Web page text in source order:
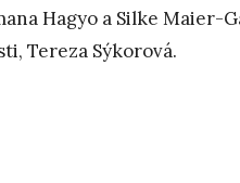
Hagyo a Silke Maier-
Tereza Sýkorová.